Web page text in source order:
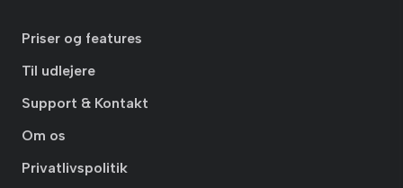
Priser og features
Til udlejere
Support & Kontakt
Om os
Privatlivspolitik